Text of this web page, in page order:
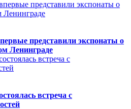
представили экспонаты о
Ленинграде
встреча с